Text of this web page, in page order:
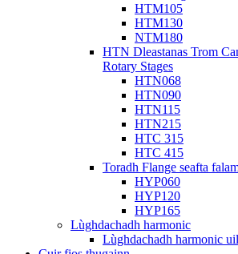
HTM105
HTM130
NTM180
HTN Dleastanas Trom
Rotary Stages
HTN068
HTN090
HTN115
HTN215
HTC 315
HTC 415
Toradh Flange seafta
HYP060
HYP120
HYP165
Lùghdachadh harmonic
Lùghdachadh harmonic